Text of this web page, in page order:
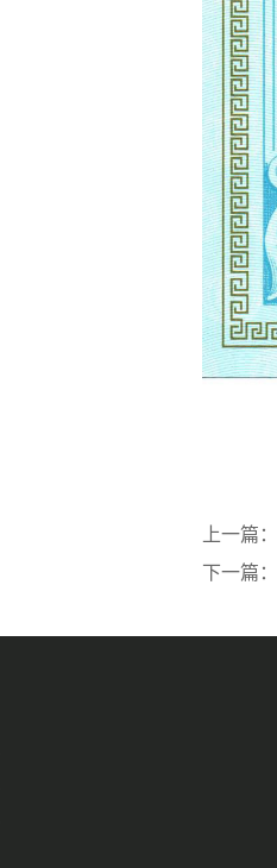
上一篇：
下一篇：